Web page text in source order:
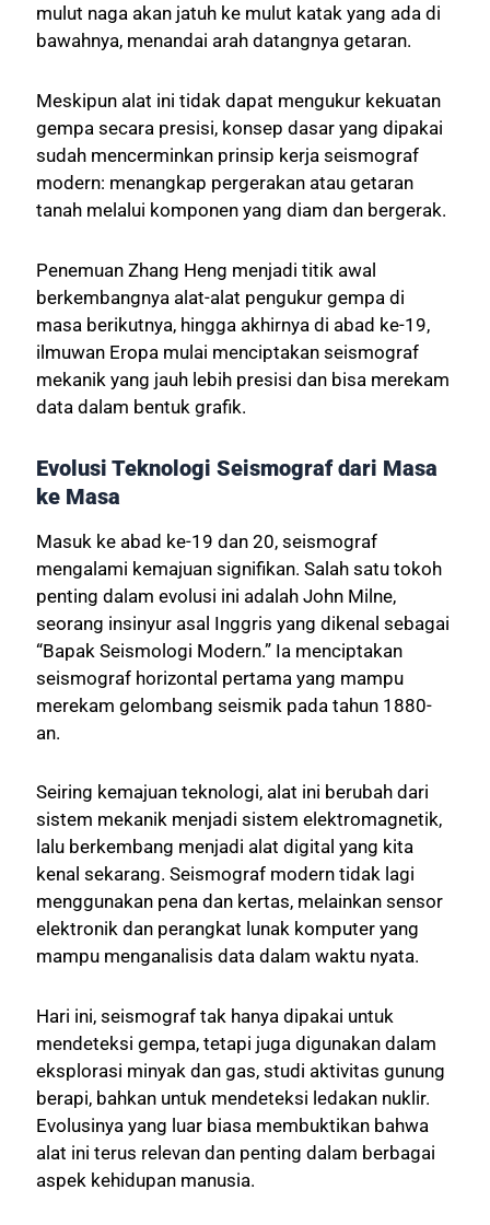
mulut naga akan jatuh ke mulut katak yang ada di
bawahnya, menandai arah datangnya getaran.
Meskipun alat ini tidak dapat mengukur kekuatan
gempa secara presisi, konsep dasar yang dipakai
sudah mencerminkan prinsip kerja seismograf
modern: menangkap pergerakan atau getaran
tanah melalui komponen yang diam dan bergerak.
Penemuan Zhang Heng menjadi titik awal
berkembangnya alat-alat pengukur gempa di
masa berikutnya, hingga akhirnya di abad ke-19,
ilmuwan Eropa mulai menciptakan seismograf
mekanik yang jauh lebih presisi dan bisa merekam
data dalam bentuk grafik.
Evolusi Teknologi Seismograf dari Masa
ke Masa
Masuk ke abad ke-19 dan 20, seismograf
mengalami kemajuan signifikan. Salah satu tokoh
penting dalam evolusi ini adalah John Milne,
seorang insinyur asal Inggris yang dikenal sebagai
“Bapak Seismologi Modern.” Ia menciptakan
seismograf horizontal pertama yang mampu
merekam gelombang seismik pada tahun 1880-
an.
Seiring kemajuan teknologi, alat ini berubah dari
sistem mekanik menjadi sistem elektromagnetik,
lalu berkembang menjadi alat digital yang kita
kenal sekarang. Seismograf modern tidak lagi
menggunakan pena dan kertas, melainkan sensor
elektronik dan perangkat lunak komputer yang
mampu menganalisis data dalam waktu nyata.
Hari ini, seismograf tak hanya dipakai untuk
mendeteksi gempa, tetapi juga digunakan dalam
eksplorasi minyak dan gas, studi aktivitas gunung
berapi, bahkan untuk mendeteksi ledakan nuklir.
Evolusinya yang luar biasa membuktikan bahwa
alat ini terus relevan dan penting dalam berbagai
aspek kehidupan manusia.